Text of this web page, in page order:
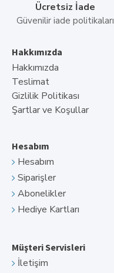
Ücretsiz İade
Güvenilir iade politikaları
Hakkımızda
Hakkımızda
Teslimat
Gizlilik Politikası
Şartlar ve Koşullar
Hesabım
Hesabım
Siparişler
Abonelikler
Hediye Kartları
Müşteri Servisleri
İletişim